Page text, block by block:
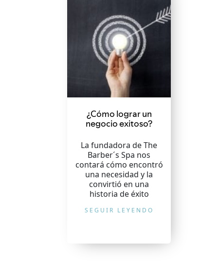
¿Cómo lograr un
negocio exitoso?
La fundadora de The
Barber´s Spa nos
contará cómo encontró
una necesidad y la
convirtió en una
historia de éxito
SEGUIR LEYENDO